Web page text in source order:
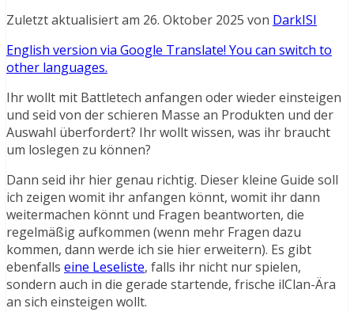
Zuletzt aktualisiert am 26. Oktober 2025 von DarkISI
English version via Google Translate! You can switch to
other languages.
Ihr wollt mit Battletech anfangen oder wieder einsteigen
und seid von der schieren Masse an Produkten und der
Auswahl überfordert? Ihr wollt wissen, was ihr braucht
um loslegen zu können?
Dann seid ihr hier genau richtig. Dieser kleine Guide soll
ich zeigen womit ihr anfangen könnt, womit ihr dann
weitermachen könnt und Fragen beantworten, die
regelmäßig aufkommen (wenn mehr Fragen dazu
kommen, dann werde ich sie hier erweitern). Es gibt
ebenfalls eine Leseliste, falls ihr nicht nur spielen,
sondern auch in die gerade startende, frische ilClan-Ära
an sich einsteigen wollt.